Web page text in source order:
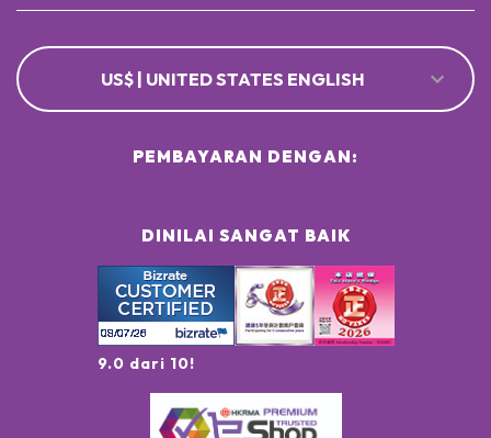
US$ | UNITED STATES ENGLISH
DINILAI SANGAT BAIK
9.0 dari 10!
PEMBAYARAN DENGAN: